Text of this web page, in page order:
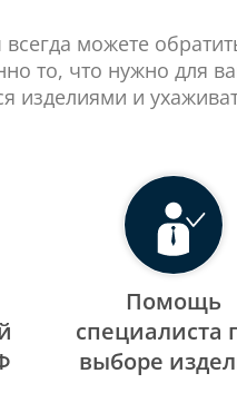
можете
то, что нужно для
изделиями и
Помощь
специалиста
выборе